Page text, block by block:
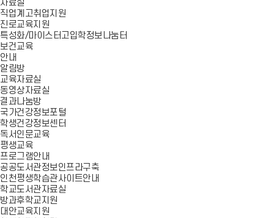
자료실
직업계고취업지원
진로교육지원
특성화/마이스터고입학정보나눔터
보건교육
안내
알림방
교육자료실
동영상자료실
결과나눔방
국가건강정보포털
학생건강정보센터
독서인문교육
평생교육
프로그램안내
공공도서관정보인프라구축
인천평생학습관사이트안내
학교도서관자료실
방과후학교지원
대안교육지원